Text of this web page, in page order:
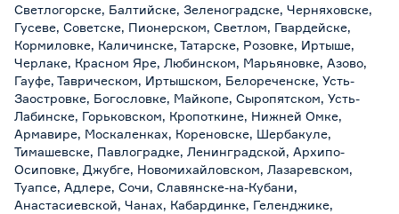
Светлогорске, Балтийске, Зеленоградске, Черняховске,
Гусеве, Советске, Пионерском, Светлом, Гвардейске,
Кормиловке, Каличинске, Татарске, Розовке, Иртыше,
Черлаке, Красном Яре, Любинском, Марьяновке, Азово,
Гауфе, Таврическом, Иртышском, Белореченске, Усть-
Заостровке, Богословке, Майкопе, Сыропятском, Усть-
Лабинске, Горьковском, Кропоткине, Нижней Омке,
Армавире, Москаленках, Кореновске, Шербакуле,
Тимашевске, Павлоградке, Ленинградской, Архипо-
Осиповке, Джубге, Новомихайловском, Лазаревском,
Туапсе, Адлере, Сочи, Славянске-на-Кубани,
Анастасиевской, Чанах, Кабардинке, Геленджике,